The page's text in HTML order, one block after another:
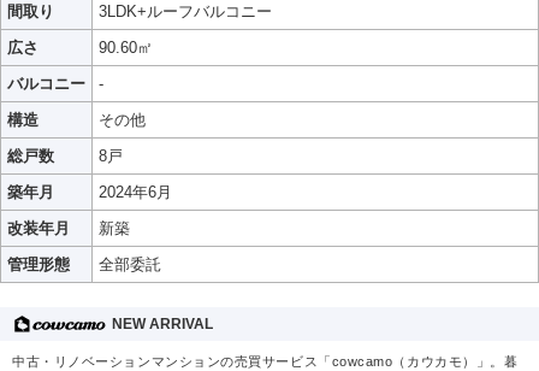
間取り
3LDK+ルーフバルコニー
広さ
90.60㎡
バルコニー
-
構造
その他
総戸数
8戸
築年月
2024年6月
改装年月
新築
管理形態
全部委託
NEW ARRIVAL
中古・リノベーションマンションの売買サービス「cowcamo（カウカモ）」。暮